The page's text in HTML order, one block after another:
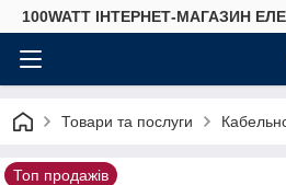
100WATT ІНТЕРНЕТ-МАГАЗИН
Товари та послуги
Топ продажів